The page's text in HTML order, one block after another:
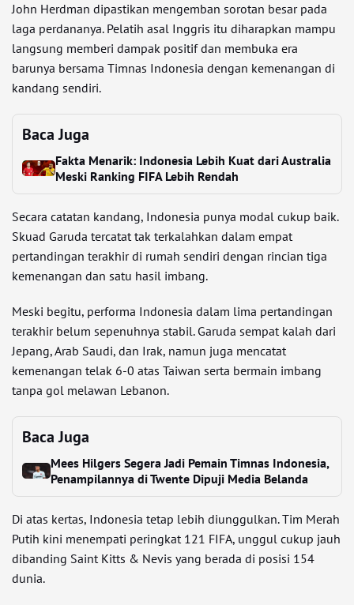
John Herdman dipastikan mengemban sorotan besar pada
laga perdananya. Pelatih asal Inggris itu diharapkan mampu
langsung memberi dampak positif dan membuka era
barunya bersama Timnas Indonesia dengan kemenangan di
kandang sendiri.
Baca Juga
Fakta Menarik: Indonesia Lebih Kuat dari Australia
Meski Ranking FIFA Lebih Rendah
Secara catatan kandang, Indonesia punya modal cukup baik.
Skuad Garuda tercatat tak terkalahkan dalam empat
pertandingan terakhir di rumah sendiri dengan rincian tiga
kemenangan dan satu hasil imbang.
Meski begitu, performa Indonesia dalam lima pertandingan
terakhir belum sepenuhnya stabil. Garuda sempat kalah dari
Jepang, Arab Saudi, dan Irak, namun juga mencatat
kemenangan telak 6-0 atas Taiwan serta bermain imbang
tanpa gol melawan Lebanon.
Baca Juga
Mees Hilgers Segera Jadi Pemain Timnas Indonesia,
Penampilannya di Twente Dipuji Media Belanda
Di atas kertas, Indonesia tetap lebih diunggulkan. Tim Merah
Putih kini menempati peringkat 121 FIFA, unggul cukup jauh
dibanding Saint Kitts & Nevis yang berada di posisi 154
dunia.